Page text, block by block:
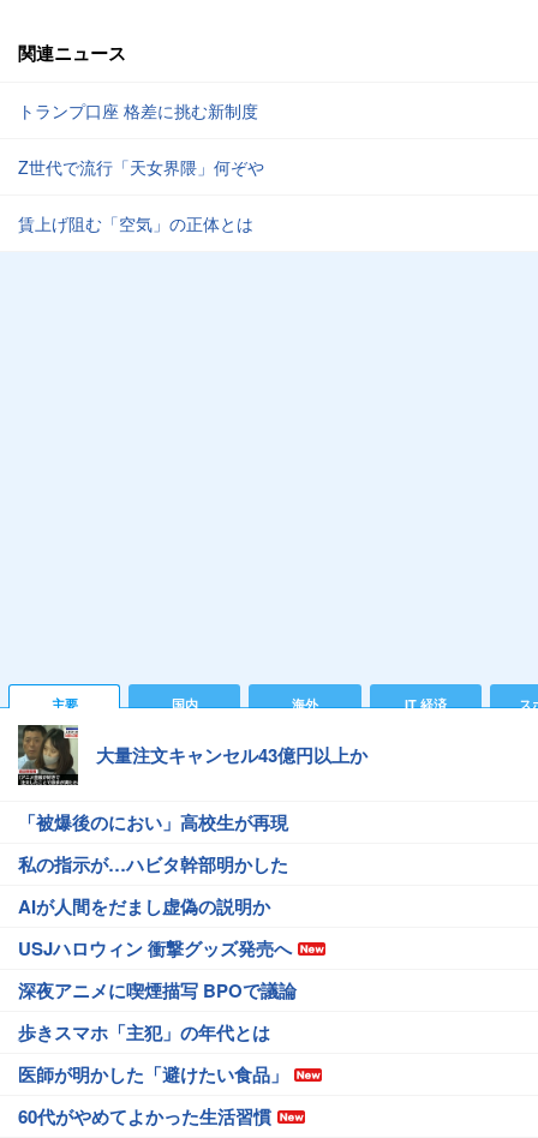
関連ニュース
トランプ口座 格差に挑む新制度
Z世代で流行「天女界隈」何ぞや
賃上げ阻む「空気」の正体とは
主要 国内 海外 IT 経済 ス
大量注文キャンセル43億円以上か
「被爆後のにおい」高校生が再現
私の指示が…ハビタ幹部明かした
AIが人間をだまし虚偽の説明か
USJハロウィン 衝撃グッズ発売へ
深夜アニメに喫煙描写 BPOで議論
歩きスマホ「主犯」の年代とは
医師が明かした「避けたい食品」
60代がやめてよかった生活習慣